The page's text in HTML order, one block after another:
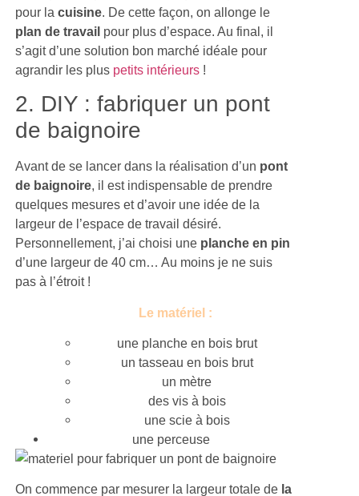
pour lacuisine. De cette façon, on allonge le
plan de travail pour plus d’espace. Au final, il
s’agit d’une solution bon marché idéale pour
agrandir les plus petits intérieurs !
2. DIY : fabriquer un pont
de baignoire
Avant de se lancer dans la réalisation d’un pont
de baignoire, il est indispensable de prendre
quelques mesures et d’avoir une idée de la
largeur de l’espace de travail désiré.
Personnellement, j’ai choisi une planche en pin
d’une largeur de 40 cm… Au moins je ne suis
pas à l’étroit !
Le matériel :
une planche en bois brut
un tasseau en bois brut
un mètre
des vis à bois
une scie à bois
une perceuse
On commence par mesurer la largeur totale de la